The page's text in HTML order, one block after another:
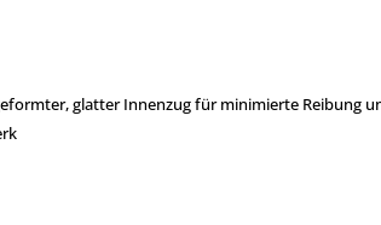
glatter Innenzug für minimierte Reibung